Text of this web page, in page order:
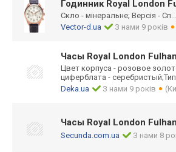
Годинник Royal London
Скло - мінеральне; Версія - Сп
Vector-d.ua
З нами 9 років
Часы Royal London
Цвет корпуса - розовое
циферблата -
Deka.ua
З нами 9 років
Часы Royal London
Secunda.com.ua З нами 8